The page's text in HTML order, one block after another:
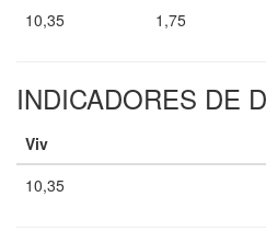
10,35
1,75
INDICADORES DE
Viv
10,35